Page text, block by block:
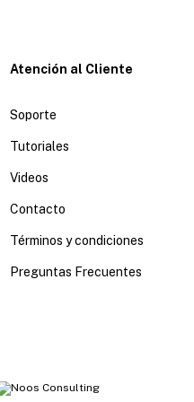
Atención al Cliente
Soporte
Tutoriales
Videos
Contacto
Términos y condiciones
Preguntas Frecuentes